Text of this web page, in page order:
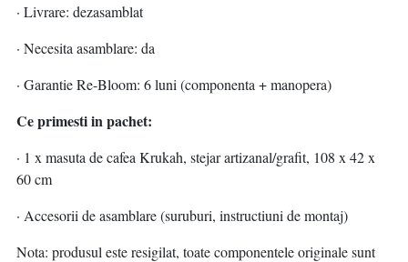
· Livrare: dezasamblat
· Necesita asamblare: da
· Garantie Re-Bloom: 6 luni (componenta + manopera)
Ce primesti in pachet:
· 1 x masuta de cafea Krukah, stejar artizanal/grafit, 108 x 42 x
60 cm
· Accesorii de asamblare (suruburi, instructiuni de montaj)
Nota: produsul este resigilat, toate componentele originale sunt